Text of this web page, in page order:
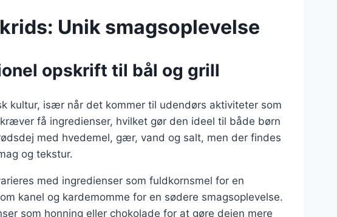
Unik smagsoplevelse
opskrift til bål og grill
kultur, især når det kommer til udendørs aktiviteter som
få ingredienser, hvilket gør den ideel til både børn
med hvedemel, gær, vand og salt, men der findes
og tekstur.
med ingredienser som fuldkornsmel for en
kanel og kardemomme for en sødere smagsoplevelse.
som honning eller chokolade for at gøre dejen mere